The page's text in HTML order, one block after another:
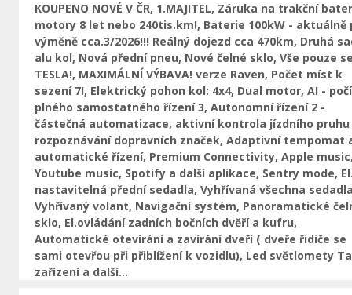
KOUPENO NOVÉ V ČR, 1.MAJITEL, Záruka na trakční
motory 8 let nebo 240tis.km!, Baterie 100kW - aktuálně
výměně cca.3/2026!!! Reálný dojezd cca 470km, Druhá
alu kol, Nová přední pneu, Nové čelné sklo, Vše pouze
TESLA!, MAXIMÁLNÍ VÝBAVA! verze Raven, Počet míst k
sezení 7!, Elektrický pohon kol: 4x4, Dual motor, AI -
plného samostatného řízení 3, Autonomní řízení 2 -
částečná automatizace, aktivní kontrola jízdního pruhu
rozpoznávání dopravních značek, Adaptivní tempomat
automatické řízení, Premium Connectivity, Apple
Youtube music, Spotify a další aplikace, Sentry mode,
nastavitelná přední sedadla, Vyhřívaná všechna
Vyhřívaný volant, Navigační systém, Panoramatické
sklo, El.ovládání zadních bočních dvěří a kufru,
Automatické otevírání a zavírání dveří ( dveře řidiče se
sami otevřou při přiblížení k vozidlu), Led světlomety
zařízení a další...